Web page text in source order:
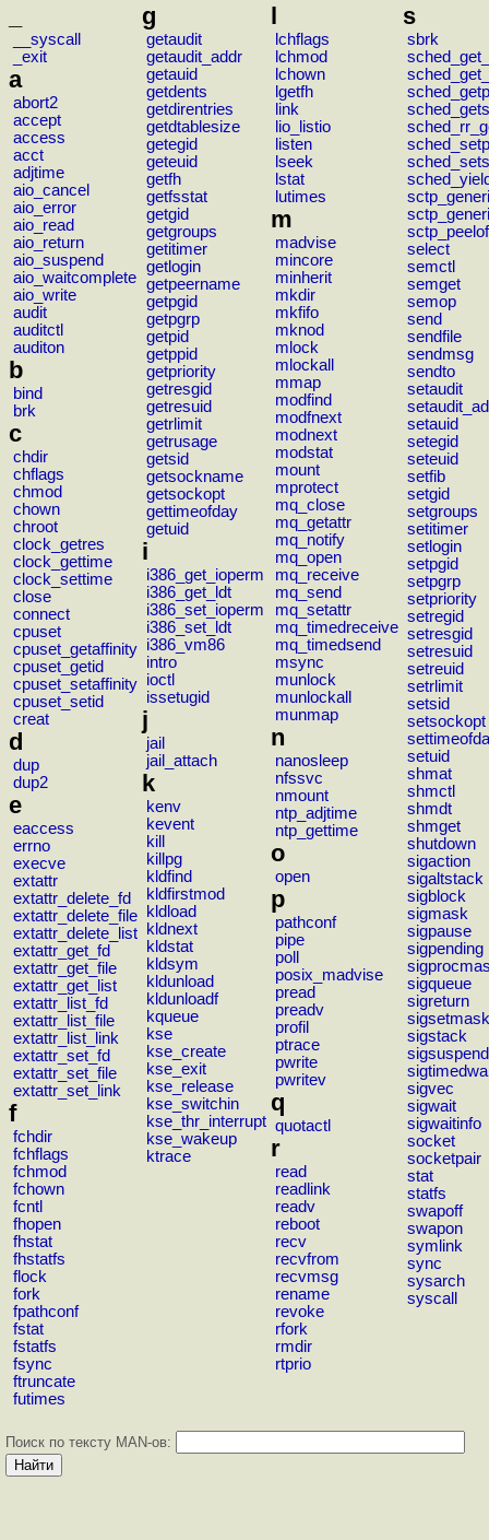
__syscall
_exit
a
abort2
accept
access
acct
adjtime
aio_cancel
aio_error
aio_read
aio_return
aio_suspend
aio_waitcomplete
aio_write
audit
auditctl
auditon
b
bind
brk
c
chdir
chflags
chmod
chown
chroot
clock_getres
clock_gettime
clock_settime
close
connect
cpuset
cpuset_getaffinity
cpuset_getid
cpuset_setaffinity
cpuset_setid
creat
d
dup
dup2
e
eaccess
errno
execve
extattr
extattr_delete_fd
extattr_delete_file
extattr_delete_list
extattr_get_fd
extattr_get_file
extattr_get_list
extattr_list_fd
extattr_list_file
extattr_list_link
extattr_set_fd
extattr_set_file
extattr_set_link
f
fchdir
fchflags
fchmod
fchown
fcntl
fhopen
fhstat
fhstatfs
flock
fork
fpathconf
fstat
fstatfs
fsync
ftruncate
futimes
g
getaudit
getaudit_addr
getauid
getdents
getdirentries
getdtablesize
getegid
geteuid
getfh
getfsstat
getgid
getgroups
getitimer
getlogin
getpeername
getpgid
getpgrp
getpid
getppid
getpriority
getresgid
getresuid
getrlimit
getrusage
getsid
getsockname
getsockopt
gettimeofday
getuid
i
i386_get_ioperm
i386_get_ldt
i386_set_ioperm
i386_set_ldt
i386_vm86
intro
ioctl
issetugid
j
jail
jail_attach
k
kenv
kevent
kill
killpg
kldfind
kldfirstmod
kldload
kldnext
kldstat
kldsym
kldunload
kldunloadf
kqueue
kse
kse_create
kse_exit
kse_release
kse_switchin
kse_thr_interrupt
kse_wakeup
ktrace
l
lchflags
lchmod
lchown
lgetfh
link
lio_listio
listen
lseek
lstat
lutimes
m
madvise
mincore
minherit
mkdir
mkfifo
mknod
mlock
mlockall
mmap
modfind
modfnext
modnext
modstat
mount
mprotect
mq_close
mq_getattr
mq_notify
mq_open
mq_receive
mq_send
mq_setattr
mq_timedreceive
mq_timedsend
msync
munlock
munlockall
munmap
n
nanosleep
nfssvc
nmount
ntp_adjtime
ntp_gettime
o
open
p
pathconf
pipe
poll
posix_madvise
pread
preadv
profil
ptrace
pwrite
pwritev
q
quotactl
r
read
readlink
readv
reboot
recv
recvfrom
recvmsg
rename
revoke
rfork
rmdir
rtprio
s
sbrk
select
semctl
semget
semop
send
sendfile
sendmsg
sendto
setaudit
setauid
setegid
seteuid
setfib
setgid
setgroups
setitimer
setlogin
setpgid
setpgrp
setpriority
setregid
setresgid
setresuid
setreuid
setrlimit
setsid
setsockopt
setuid
shmat
shmctl
shmdt
shmget
shutdown
sigaction
sigaltstack
sigblock
sigmask
sigpause
sigpending
sigqueue
sigreturn
sigsetmask
sigstack
sigsuspend
sigvec
sigwait
sigwaitinfo
socket
socketpair
stat
statfs
swapoff
swapon
symlink
sync
sysarch
syscall
Поиск по тексту MAN-ов: